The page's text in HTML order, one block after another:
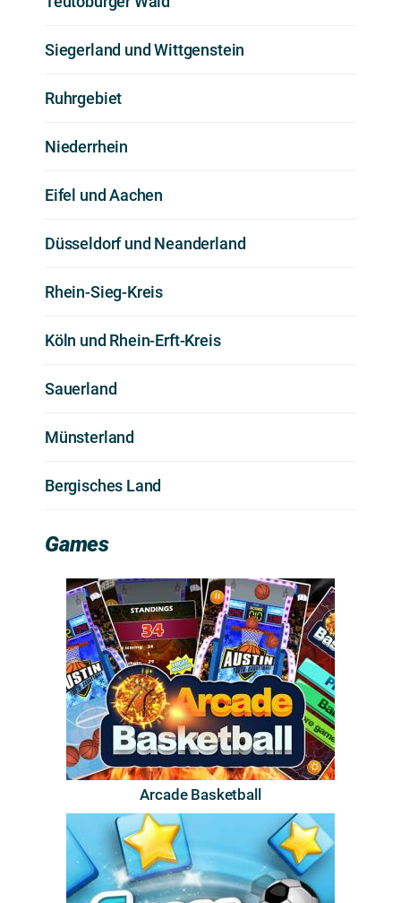
Siegerland und Wittgenstein
Ruhrgebiet
Niederrhein
Eifel und Aachen
Düsseldorf und Neanderland
Rhein-Sieg-Kreis
Köln und Rhein-Erft-Kreis
Sauerland
Münsterland
Bergisches Land
Games
Arcade Basketball